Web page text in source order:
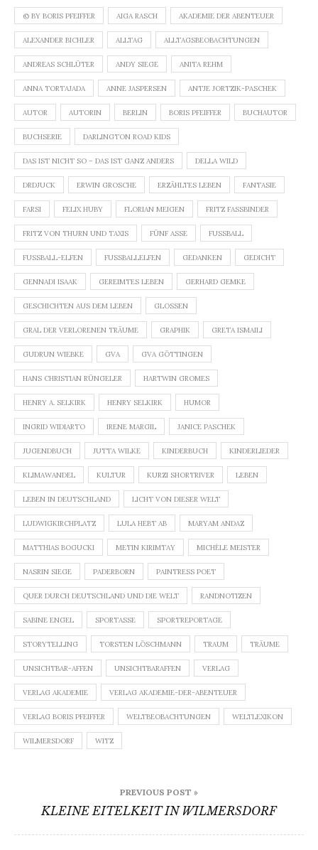
© BY BORIS PFEIFFER AIGA RASCH AKADEMIE DER ABENTEUER
ALEXANDER BICHLER ALLTAG ALLTAGSBEOBACHTUNGEN
ANDREAS SCHLÜTER ANDY SIEGE ANITA REHM
ANNA TORTAJADA ANNE JASPERSEN ANTJE JORTZIK-PASCHEK
AUTOR AUTORIN BERLIN BORIS PFEIFFER BUCHAUTOR
BUCHSERIE DARLINGTON ROAD KIDS
DAS IST NICHT SO – DAS IST GANZ ANDERS DELLA WILD
DRDJUCK ERWIN GROSCHE ERZÄHLTES LEBEN FANTASIE
FARSI FELIX HUBY FLORIAN MEIGEN FRITZ FASSBINDER
FRITZ VON THURN UND TAXIS FÜNF ASSE FUSSBALL
FUSSBALL-ELFEN FUSSBALLELFEN GEDANKEN GEDICHT
GENNADI ISAAK GEREIMTES LEBEN GERHARD GEMKE
GESCHICHTEN AUS DEM LEBEN GLOSSEN
GRAL DER VERLORENEN TRÄUME GRAPHIK GRETA ISMAILI
GUDRUN WIEBKE GVA GVA GÖTTINGEN
HANS CHRISTIAN RÜNGELER HARTWIN GROMES
HENRY A. SELKIRK HENRY SELKIRK HUMOR
INGRID WIDIARTO IRENE MARGIL JANICE PASCHEK
JUGENDBUCH JUTTA WILKE KINDERBUCH KINDERLIEDER
KLIMAWANDEL KULTUR KURZI SHORTRIVER LEBEN
LEBEN IN DEUTSCHLAND LICHT VON DIESER WELT
LUDWIGKIRCHPLATZ LULA HEBT AB MARYAM ANDAZ
MATTHIAS BOGUCKI METIN KIRIMTAY MICHÈLE MEISTER
NASRIN SIEGE PADERBORN PAINTRESS POET
QUER DURCH DEUTSCHLAND UND DIE WELT RANDNOTIZEN
SABINE ENGEL SPORTASSE SPORTREPORTAGE
STORYTELLING TORSTEN LÖSCHMANN TRAUM TRÄUME
UNSICHTBAR-AFFEN UNSICHTBARAFFEN VERLAG
VERLAG AKADEMIE VERLAG AKADEMIE-DER-ABENTEUER
VERLAG BORIS PFEIFFER WELTBEOBACHTUNGEN WELTLEXIKON
WILMERSDORF WITZ
PREVIOUS POST »
KLEINE EITELKEIT IN WILMERSDORF